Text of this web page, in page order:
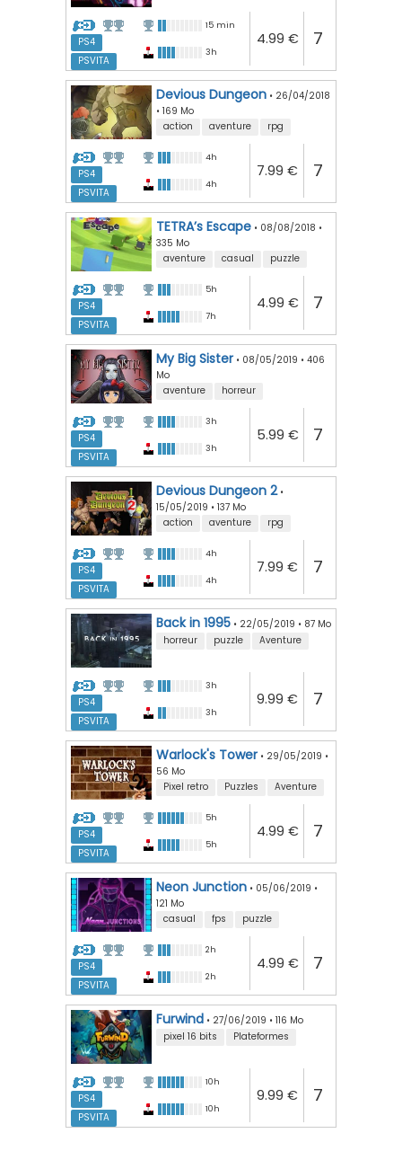
PS4
PSVITA
15 min
3h
4.99 € 7
Devious Dungeon • 26/04/2018
• 169 Mo
action
aventure rpg
PS4
PSVITA
4h
4h
7.99 € 7
TETRA’s Escape • 08/08/2018 •
335 Mo
aventure
casual puzzle
PS4
PSVITA
5h
7h
4.99 € 7
My Big Sister • 08/05/2019 • 406
Mo
aventure
horreur
PS4
PSVITA
3h
3h
5.99 € 7
Devious Dungeon 2•
15/05/2019 • 137 Mo
action
aventure rpg
PS4
PSVITA
4h
4h
7.99 € 7
Back in 1995 • 22/05/2019 • 87 Mo
horreur
puzzle Aventure
PS4
PSVITA
3h
3h
9.99 € 7
Warlock's Tower • 29/05/2019 •
56 Mo
Pixel retro
Puzzles Aventure
PS4
PSVITA
5h
5h
4.99 € 7
Neon Junction • 05/06/2019 •
121 Mo
casual
fps puzzle
PS4
PSVITA
2h
2h
4.99 € 7
Furwind • 27/06/2019 • 116 Mo
pixel 16 bits
Plateformes
PS4
PSVITA
10h
10h
9.99 € 7